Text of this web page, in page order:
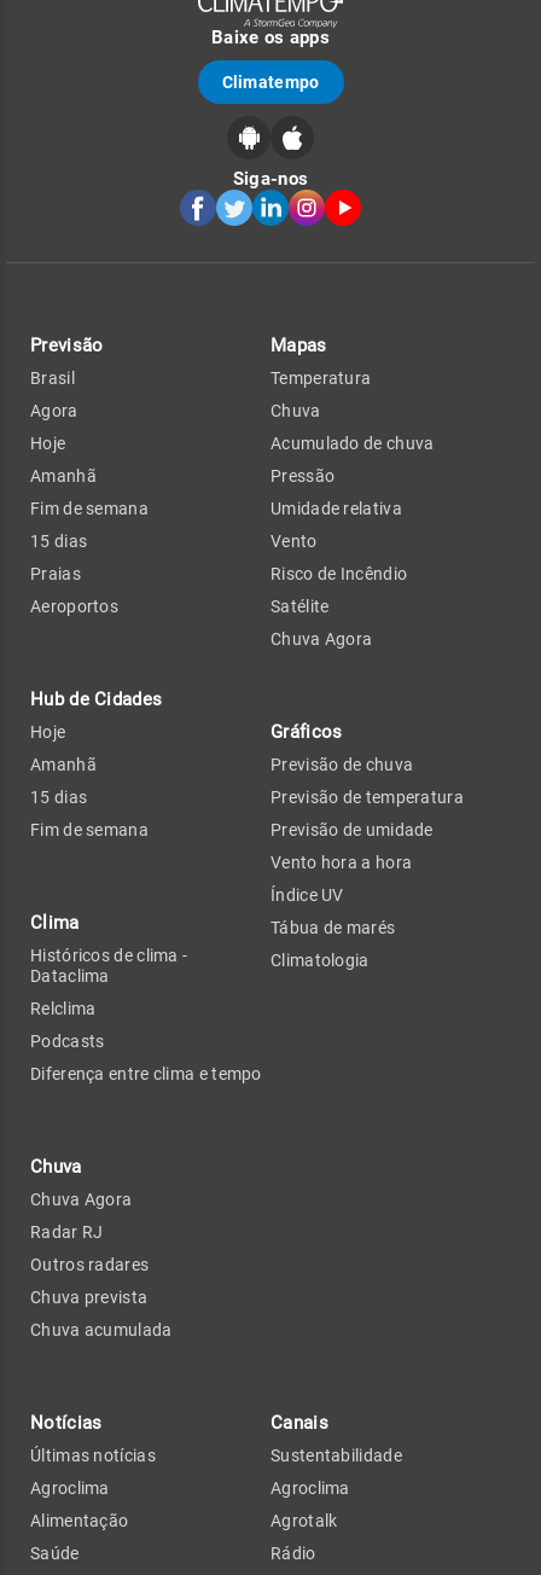
Baixe os apps
Climatempo
Siga-nos
Previsão
Brasil
Agora
Hoje
Amanhã
Fim de semana
15 dias
Praias
Aeroportos
Hub de Cidades
Hoje
Amanhã
15 dias
Fim de semana
Clima
Históricos de clima -
Dataclima
Relclima
Podcasts
Diferença entre clima e tempo
Chuva
Chuva Agora
Radar RJ
Outros radares
Chuva prevista
Chuva acumulada
Mapas
Temperatura
Chuva
Acumulado de chuva
Pressão
Umidade relativa
Vento
Risco de Incêndio
Satélite
Chuva Agora
Gráficos
Previsão de chuva
Previsão de temperatura
Previsão de umidade
Vento hora a hora
Índice UV
Tábua de marés
Climatologia
Notícias
Últimas notícias
Agroclima
Alimentação
Saúde
Canais
Sustentabilidade
Agroclima
Agrotalk
Rádio